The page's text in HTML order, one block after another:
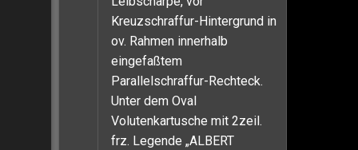
Kreuzschraffur-Hintergrund in
ov. Rahmen innerhalb
eingefaßtem
Parallelschraffur-Rechteck.
Unter dem Oval
Volutenkartusche mit 2zeil.
frz. Legende „ALBERT